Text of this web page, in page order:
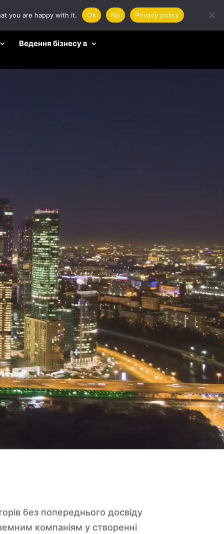
Ведення бізнесу в
без попереднього досвіду
компаніям у створенні
you are happy with it. Ok No Privacy policy